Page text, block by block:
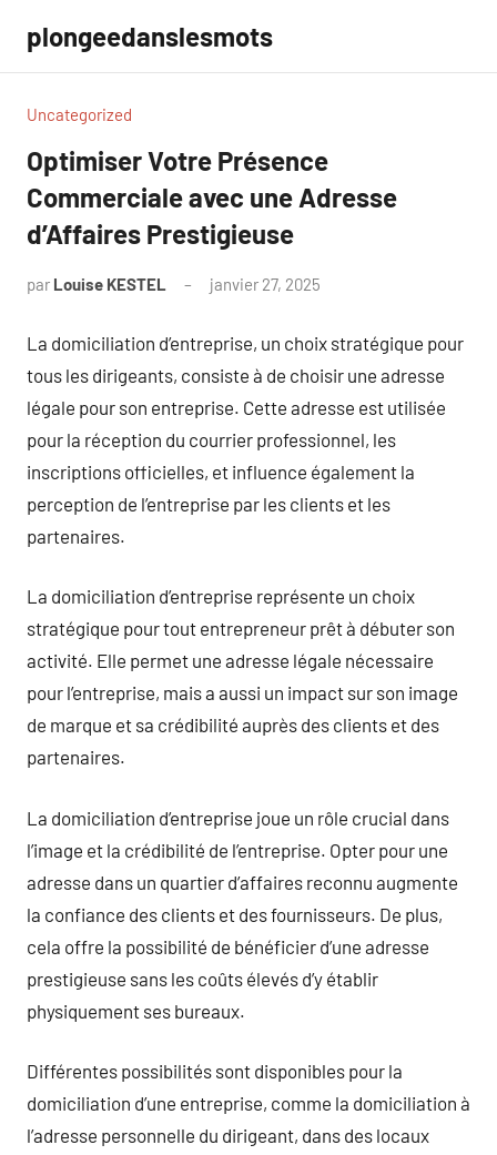
contenu
plongeedanslesmots
Uncategorized
Optimiser Votre Présence
Commerciale avec une Adresse
d’Affaires Prestigieuse
par Louise KESTEL janvier 27, 2025
La domiciliation d’entreprise, un choix stratégique pour
tous les dirigeants, consiste à de choisir une adresse
légale pour son entreprise. Cette adresse est utilisée
pour la réception du courrier professionnel, les
inscriptions officielles, et influence également la
perception de l’entreprise par les clients et les
partenaires.
La domiciliation d’entreprise représente un choix
stratégique pour tout entrepreneur prêt à débuter son
activité. Elle permet une adresse légale nécessaire
pour l’entreprise, mais a aussi un impact sur son image
de marque et sa crédibilité auprès des clients et des
partenaires.
La domiciliation d’entreprise joue un rôle crucial dans
l’image et la crédibilité de l’entreprise. Opter pour une
adresse dans un quartier d’affaires reconnu augmente
la confiance des clients et des fournisseurs. De plus,
cela offre la possibilité de bénéficier d’une adresse
prestigieuse sans les coûts élevés d’y établir
physiquement ses bureaux.
Différentes possibilités sont disponibles pour la
domiciliation d’une entreprise, comme la domiciliation à
l’adresse personnelle du dirigeant, dans des locaux